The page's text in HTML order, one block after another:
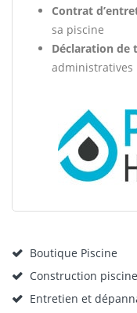
Contrat
sa piscine
Déclaration de
administratives
Boutique Piscine
Construction piscine
Entretien et